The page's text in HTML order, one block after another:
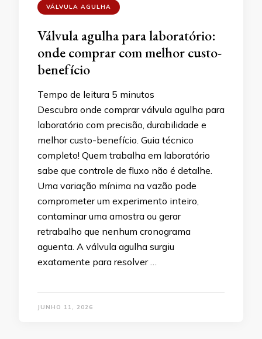
VÁLVULA AGULHA
Válvula agulha para laboratório:
onde comprar com melhor custo-
benefício
Tempo de leitura 5 minutos
Descubra onde comprar válvula agulha para
laboratório com precisão, durabilidade e
melhor custo-benefício. Guia técnico
completo! Quem trabalha em laboratório
sabe que controle de fluxo não é detalhe.
Uma variação mínima na vazão pode
comprometer um experimento inteiro,
contaminar uma amostra ou gerar
retrabalho que nenhum cronograma
aguenta. A válvula agulha surgiu
exatamente para resolver …
JUNHO 11, 2026